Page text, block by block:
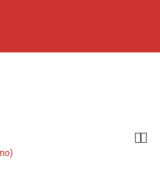
